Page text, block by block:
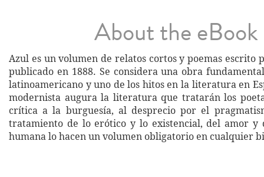
About the eBook
Azul es un volumen de relatos cortos y poemas escrito
publicado en 1888. Se considera una obra
latinoamericano y uno de los hitos en la literatura en
modernista augura la literatura que tratarán los
crítica a la burguesía, al desprecio por el
tratamiento de lo erótico y lo existencial, del amor y
humana lo hacen un volumen obligatorio en cualquier